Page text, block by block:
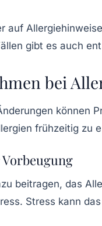
auf Allergiehinweise
gibt es auch
bei
können
frühzeitig zu
beitragen, das
Stress kann